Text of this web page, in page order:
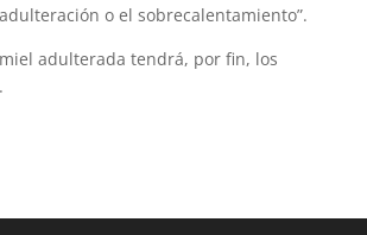
o el sobrecalentamiento”.
adulterada tendrá, por fin, los